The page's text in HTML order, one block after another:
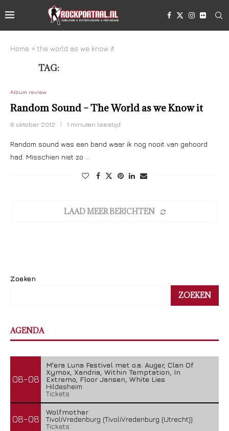
Home » the world as we know it
TAG:
Album review
Random Sound – The World as we Know it
6 oktober 2012 1 minuten leestijd
Random sound was een band waar ik nog nooit van gehoord
had. Misschien niet zo …
LAAD MEER BERICHTEN
Zoeken
ZOEKEN
AGENDA
08-08
M'era Luna Festival met o.a. Auger, Clan Of
Xymox, Xandria, Within Temptation, In
Extremo, Floor Jansen, White Lies
Hildesheim
Tickets
08-08
Wolfmother
TivoliVredenburg (TivoliVredenburg (Utrecht))
Tickets